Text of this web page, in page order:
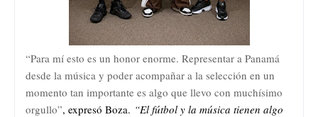
“Para mí esto es un honor enorme. Representar a Panamá
desde la música y poder acompañar a la selección en un
momento tan importante es algo que llevo con muchísimo
orgullo”, expresó Boza. “El fútbol y la música tienen algo